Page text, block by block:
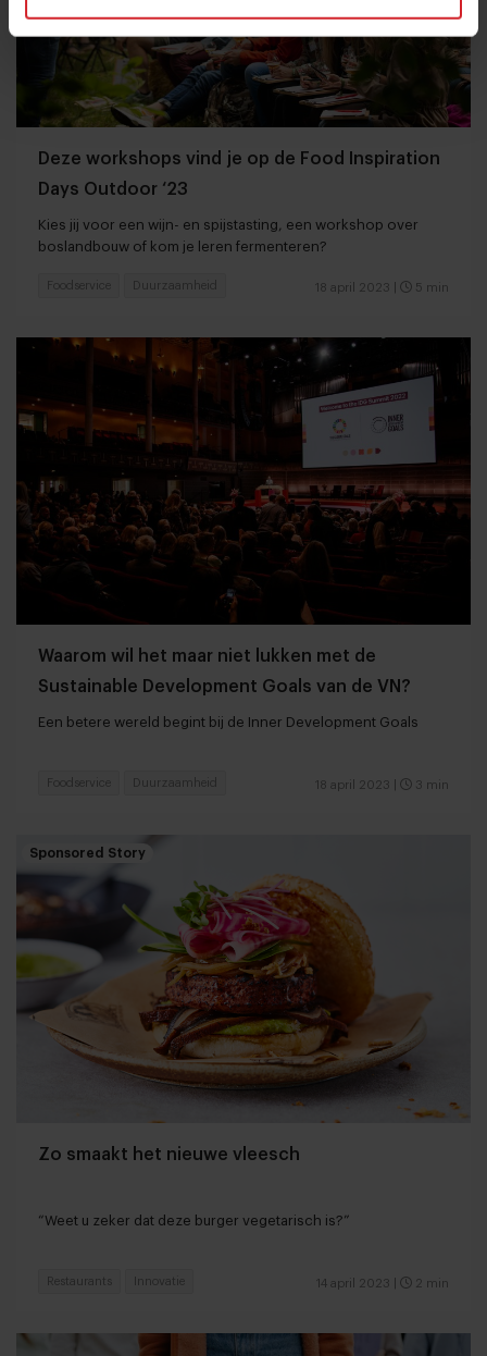
Deze workshops vind je op de Food Inspiration
Days Outdoor ‘23
Kies jij voor een wijn- en spijstasting, een workshop over
boslandbouw of kom je leren fermenteren?
18 april 2023 5 min
Foodservice Duurzaamheid
Waarom wil het maar niet lukken met de
Sustainable Development Goals van de VN?
Een betere wereld begint bij de Inner Development Goals
18 april 2023 3 min
Foodservice Duurzaamheid
Sponsored Story
Zo smaakt het nieuwe vleesch
“Weet u zeker dat deze burger vegetarisch is?”
14 april 2023 2 min
Restaurants Innovatie